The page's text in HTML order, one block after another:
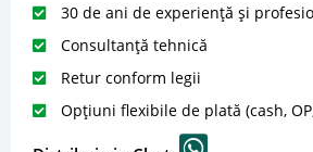
30 de ani de experiență și
Consultanță tehnică
Retur conform legii
Opțiuni flexibile de plată (cash,